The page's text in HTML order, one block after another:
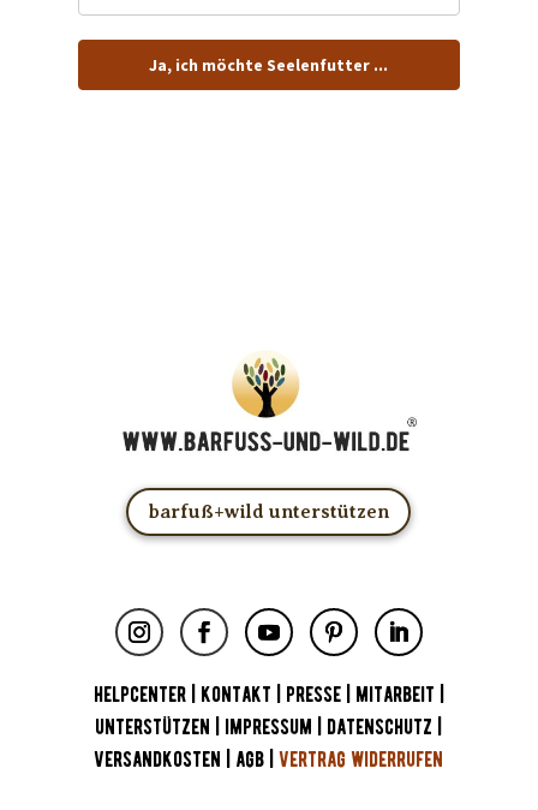
Ja, ich möchte Seelenfutter ...
barfuß+wild unterstützen
HELPCENTER| KONTAKT PRESSE| MITARBEIT
UNTERSTÜTZEN
IMPRESSUM DATENSCHUTZ
VERSANDKOSTEN
AGB |VERTRAG WIDERRUFEN